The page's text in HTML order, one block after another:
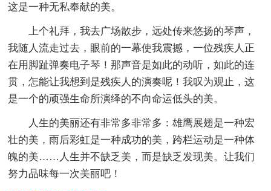
这是一种无私奉献的美。
上个礼拜，我去广场散步，远处传来悠扬的琴声，
我随人流走过去，眼前的一幕使我震撼，一位残疾人正
在用脚趾弹奏电子琴！那声音是如此的动听，如此的连
贯，怎能让我想到是残疾人的演奏呢！我叹为观止，这
是一个的顽强生命所演绎的不向命运低头的美。
人生的美丽还有非常多非常多：雄鹰展翅是一种宏
壮的美，雨后彩虹是一种成功的美，跨栏运动是一种体
魄的美……人生并不缺乏美，而是缺乏发现美。让我们
努力品味每一次美丽吧！